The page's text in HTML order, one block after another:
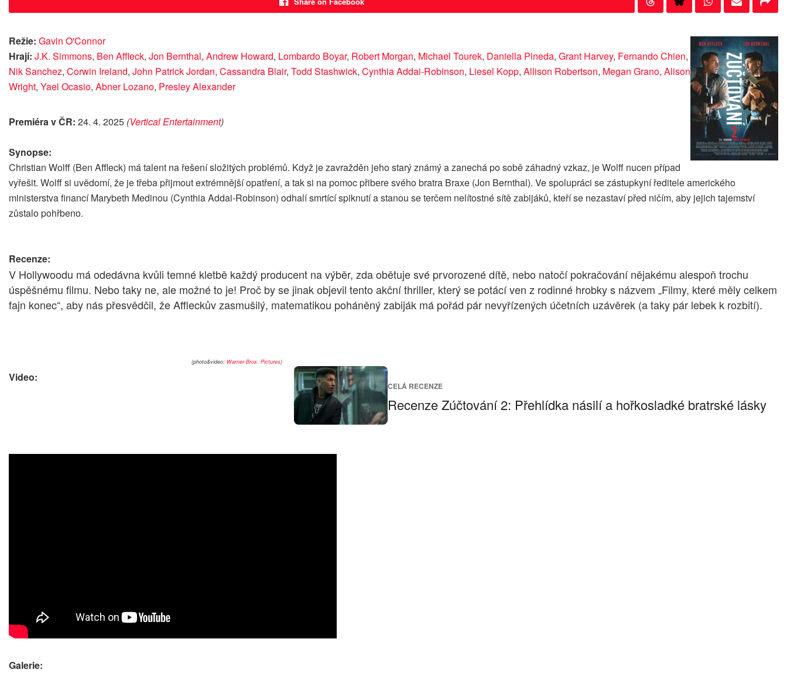
Režie: Gavin O'Connor
Hrají: J.K. Simmons, Ben Affleck, Jon Bernthal, Andrew Howard, Lombardo Boyar, Robert Morgan, Michael Tourek, Daniella Pineda, Grant Harvey, Fernando Chien,
Nik Sanchez, Corwin Ireland, John Patrick Jordan, Cassandra Blair, Todd Stashwick, Cynthia Addai-Robinson, Liesel Kopp, Allison Robertson, Megan Grano, Alison
Wright, Yael Ocasio, Abner Lozano, Presley Alexander
Premiéra v ČR: 24. 4. 2025 (Vertical Entertainment)
Synopse:
Christian Wolff (Ben Affleck) má talent na řešení složitých problémů. Když je zavražděn jeho starý známý a zanechá po sobě záhadný vzkaz, je Wolff nucen případ
vyřešit. Wolff si uvědomí, že je třeba přijmout extrémnější opatření, a tak si na pomoc přibere svého bratra Braxe (Jon Bernthal). Ve spolupráci se zástupkyní ředitele amerického
ministerstva financí Marybeth Medinou (Cynthia Addai-Robinson) odhalí smrtící spiknutí a stanou se terčem nelítostné sítě zabijáků, kteří se nezastaví před ničím, aby jejich tajemství
zůstalo pohřbeno.
Recenze:
V Hollywoodu má odedávna kvůli temné kletbě každý producent na výběr, zda obětuje své prvorozené dítě, nebo natočí pokračování nějakému alespoň trochu
úspěšnému filmu. Nebo taky ne, ale možné to je! Proč by se jinak objevil tento akční thriller, který se potácí ven z rodinné hrobky s názvem „Filmy, které měly celkem
fajn konec“, aby nás přesvědčil, že Affleckův zasmušilý, matematikou poháněný zabiják má pořád pár nevyřízených účetních uzávěrek (a taky pár lebek k rozbití).
CELÁ RECENZE
Recenze Zúčtování 2: Přehlídka násilí a hořkosladké bratrské lásky
(photo&video: Warner Bros. Pictures)
Video:
Galerie: